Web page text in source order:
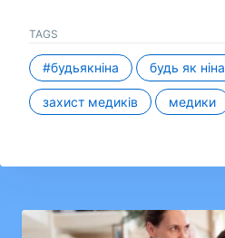
TAGS
#будьякніна будь як ніна
захист медиків медики
Навігація